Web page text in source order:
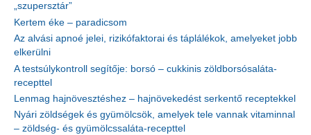
„szupersztár”
Kertem éke – paradicsom
Az alvási apnoé jelei, rizikófaktorai és táplálékok, amelyeket jobb
elkerülni
A testsúlykontroll segítője: borsó – cukkinis zöldborsósaláta-
recepttel
Lenmag hajnövesztéshez – hajnövekedést serkentő receptekkel
Nyári zöldségek és gyümölcsök, amelyek tele vannak vitaminnal
– zöldség- és gyümölcssaláta-recepttel